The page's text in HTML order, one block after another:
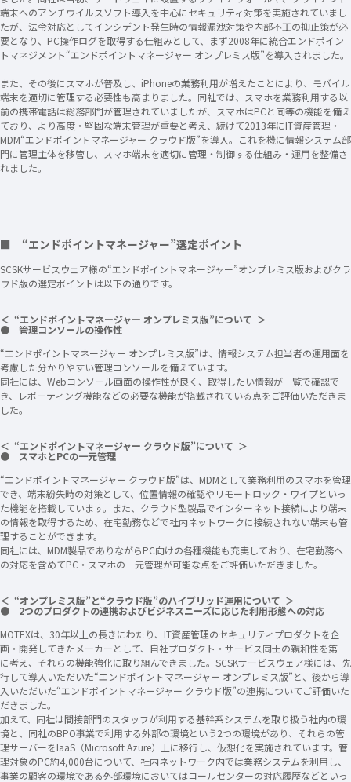
端末へのアンチウイルスソフト導入を中心にセキュリティ対策を実施されていまし
たが、法令対応としてインシデント発生時の情報漏洩対策や内部不正の抑止策が必
要となり、PC操作ログを取得する仕組みとして、まず2008年に統合エンドポイン
トマネジメント“エンドポイントマネージャー オンプレミス版”を導入されました。
また、その後にスマホが普及し、iPhoneの業務利用が増えたことにより、モバイル
端末を適切に管理する必要性も高まりました。同社では、スマホを業務利用する以
前の携帯電話は総務部門が管理されていましたが、スマホはPCと同等の機能を備え
ており、より高度・堅固な端末管理が重要と考え、続けて2013年にIT資産管理・
MDM“エンドポイントマネージャー クラウド版”を導入。これを機に情報システム部
門に管理主体を移管し、スマホ端末を適切に管理・制御する仕組み・運用を整備さ
れました。
■ “エンドポイントマネージャー”選定ポイント
SCSKサービスウェア様の“エンドポイントマネージャー”オンプレミス版およびクラ
ウド版の選定ポイントは以下の通りです。
＜ “エンドポイントマネージャー オンプレミス版”について ＞
● 管理コンソールの操作性
​​​“エンドポイントマネージャー オンプレミス版”は、情報システム担当者の運用面を
考慮した分かりやすい管理コンソールを備えています。
同社には、Webコンソール画面の操作性が良く、取得したい情報が一覧で確認で
き、レポーティング機能などの必要な機能が搭載されている点をご評価いただきま
した。
＜ “エンドポイントマネージャー クラウド版”について ＞
● スマホとPCの一元管理
​​​“エンドポイントマネージャー クラウド版”は、MDMとして業務利用のスマホを管理
でき、端末紛失時の対策として、位置情報の確認やリモートロック・ワイプといっ
た機能を搭載しています。また、クラウド型製品でインターネット接続により端末
の情報を取得するため、在宅勤務などで社内ネットワークに接続されない端末も管
理することができます。
同社には、MDM製品でありながらPC向けの各種機能も充実しており、在宅勤務へ
の対応を含めてPC・スマホの一元管理が可能な点をご評価いただきました。
＜ “オンプレミス版”と“クラウド版”のハイブリッド運用について ＞
● 2つのプロダクトの連携およびビジネスニーズに応じた利用形態への対応
​​​MOTEXは、30年以上の長きにわたり、IT資産管理のセキュリティプロダクトを企
画・開発してきたメーカーとして、自社プロダクト・サービス同士の親和性を第一
に考え、それらの機能強化に取り組んできました。SCSKサービスウェア様には、先
行して導入いただいた“エンドポイントマネージャー オンプレミス版”と、後から導
入いただいた“エンドポイントマネージャー クラウド版”の連携についてご評価いた
だきました。
加えて、同社は間接部門のスタッフが利用する基幹系システムを取り扱う社内の環
境と、同社のBPO事業で利用する外部の環境という2つの環境があり、それらの管
理サーバーをIaaS（Microsoft Azure）上に移行し、仮想化を実施されています。管
理対象のPC約4,000台について、社内ネットワーク内では業務システムを利用し、
事業の顧客の環境である外部環境においてはコールセンターの対応履歴などといっ